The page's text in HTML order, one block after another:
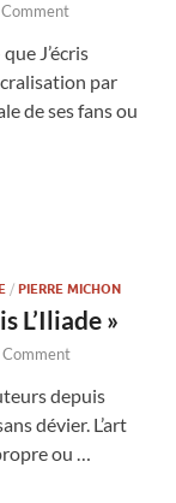
J’écris
par
de ses fans ou
/ PIERRE MICHON
L’Iliade »
Comment
depuis
dévier. L’art
ou …